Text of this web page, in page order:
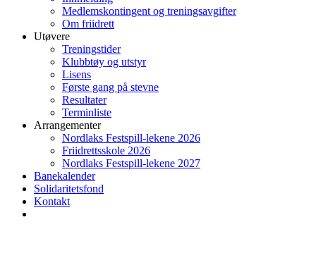
Medlemskontingent og treningsavgifter
Om friidrett
Utøvere
Treningstider
Klubbtøy og utstyr
Lisens
Første gang på stevne
Resultater
Terminliste
Arrangementer
Nordlaks Festspill-lekene 2026
Friidrettsskole 2026
Nordlaks Festspill-lekene 2027
Banekalender
Solidaritetsfond
Kontakt